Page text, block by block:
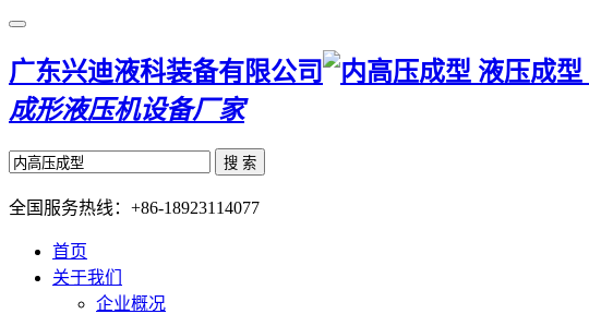
广东兴迪液科装备有限公司
成形液压机设备厂家
搜 索
全国服务热线： +86-18923114077
首页
关于我们
企业概况